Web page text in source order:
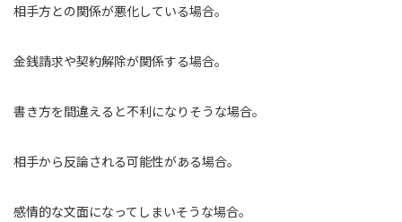
相手方との関係が悪化している場合。
金銭請求や契約解除が関係する場合。
書き方を間違えると不利になりそうな場合。
相手から反論される可能性がある場合。
感情的な文面になってしまいそうな場合。